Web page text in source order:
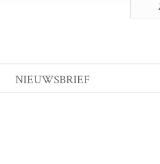
NIEUWSBRIEF